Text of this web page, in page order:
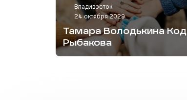
Владивосток
24 октября 2029
Тамара Володькина Код
Рыбакова